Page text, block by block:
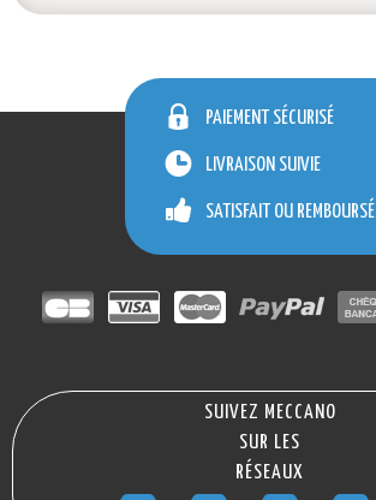
PAIEMENT SÉCURISÉ
LIVRAISON SUIVIE
SATISFAIT OU REMBOURSÉ
SUIVEZ MECCANO
SUR LES
RÉSEAUX